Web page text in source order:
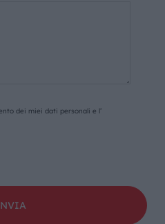
dei miei dati personali e l’